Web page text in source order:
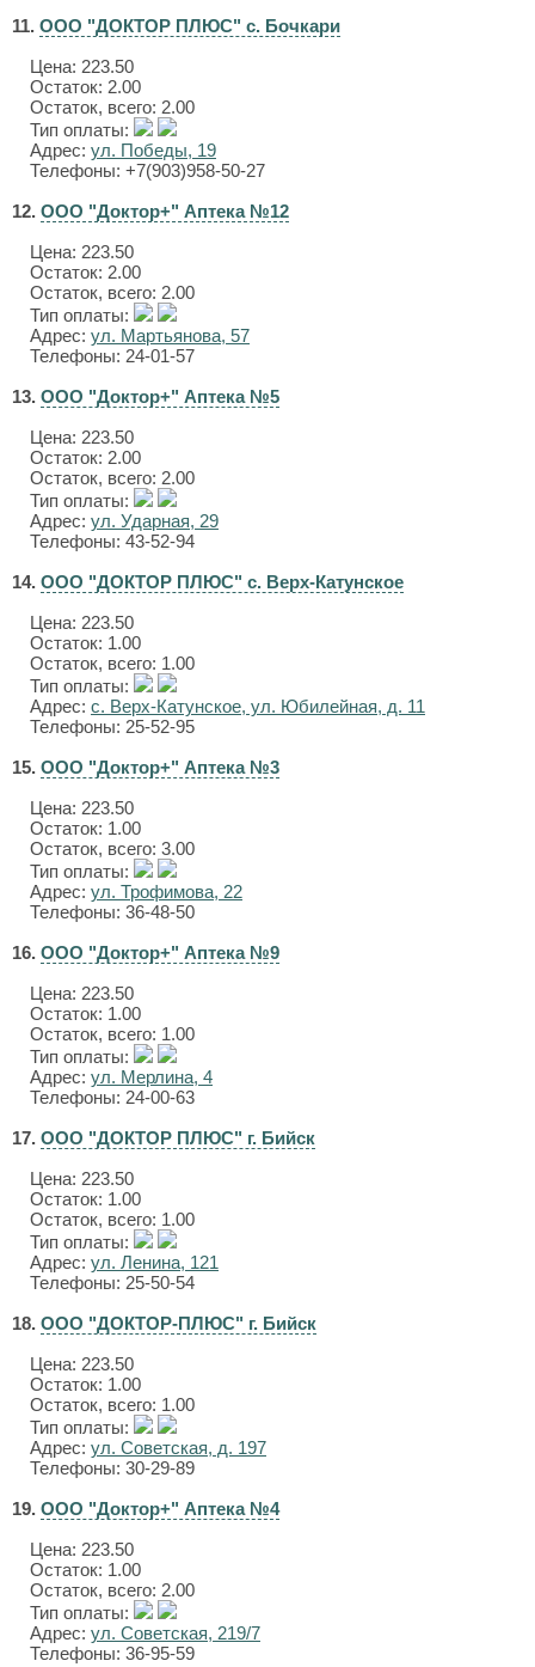
11. ООО "ДОКТОР ПЛЮС" с. Бочкари
Цена: 223.50
Остаток: 2.00
Остаток, всего: 2.00
Тип оплаты:
Адрес: ул. Победы, 19
Телефоны: +7(903)958-50-27
12. ООО "Доктор+" Аптека №12
Цена: 223.50
Остаток: 2.00
Остаток, всего: 2.00
Тип оплаты:
Адрес: ул. Мартьянова, 57
Телефоны: 24-01-57
13. ООО "Доктор+" Аптека №5
Цена: 223.50
Остаток: 2.00
Остаток, всего: 2.00
Тип оплаты:
Адрес: ул. Ударная, 29
Телефоны: 43-52-94
14. ООО "ДОКТОР ПЛЮС" с. Верх-Катунское
Цена: 223.50
Остаток: 1.00
Остаток, всего: 1.00
Тип оплаты:
Адрес: с. Верх-Катунское, ул. Юбилейная, д. 11
Телефоны: 25-52-95
15. ООО "Доктор+" Аптека №3
Цена: 223.50
Остаток: 1.00
Остаток, всего: 3.00
Тип оплаты:
Адрес: ул. Трофимова, 22
Телефоны: 36-48-50
16. ООО "Доктор+" Аптека №9
Цена: 223.50
Остаток: 1.00
Остаток, всего: 1.00
Тип оплаты:
Адрес: ул. Мерлина, 4
Телефоны: 24-00-63
17. ООО "ДОКТОР ПЛЮС" г. Бийск
Цена: 223.50
Остаток: 1.00
Остаток, всего: 1.00
Тип оплаты:
Адрес: ул. Ленина, 121
Телефоны: 25-50-54
18. ООО "ДОКТОР-ПЛЮС" г. Бийск
Цена: 223.50
Остаток: 1.00
Остаток, всего: 1.00
Тип оплаты:
Адрес: ул. Советская, д. 197
Телефоны: 30-29-89
19. ООО "Доктор+" Аптека №4
Цена: 223.50
Остаток: 1.00
Остаток, всего: 2.00
Тип оплаты:
Адрес: ул. Советская, 219/7
Телефоны: 36-95-59